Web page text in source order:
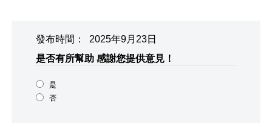
發布時間： 2025年9月23日
是否有所幫助 感謝您提供意見！
是
否